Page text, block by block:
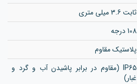
ثابت 3.6 میلی متری
108 درجه
پلاستیک مقاوم
IP65 (مقاوم در برابر پاشیدن آب و گرد و
غبار)